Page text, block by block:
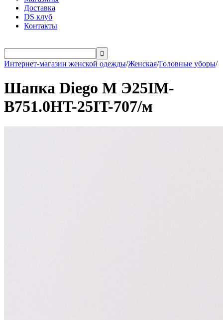
Доставка
DS клуб
Контакты

Интернет-магазин женской одежды/Женская/Головные уборы/
Шапка Diego M Э25IM-
B751.0HT-25IT-707/м